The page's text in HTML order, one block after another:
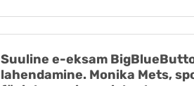
Suuline e-eksam
lahendamine. Monika Mets,